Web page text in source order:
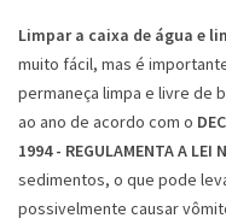
Limpar a caixa de água e
muito fácil, mas é
permaneça limpa e livre de
ao ano de acordo com o
1994 - REGULAMENTA A LEI
sedimentos, o que pode
possivelmente causar